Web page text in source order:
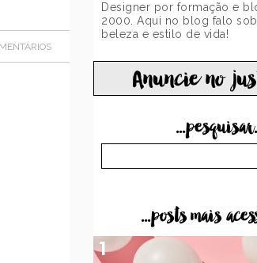
Designer por formação e
2000. Aqui no blog falo
beleza e estilo de vida!
Anuncie no
...posts mais
1